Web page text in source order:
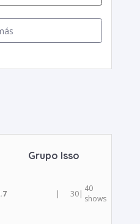
Grupo Isso
| 30| 40
shows